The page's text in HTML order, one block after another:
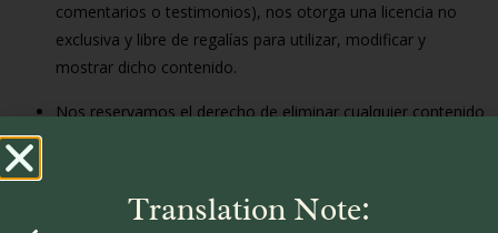
comentarios o testimonios), nos otorga una licencia no
exclusiva y libre de regalías para utilizar, modificar y
mostrar dicho contenido.
Nos reservamos el derecho de eliminar cualquier contenido
6. Enlaces a TercerosTranslation Note: